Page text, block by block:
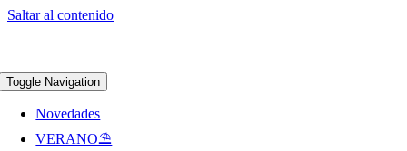
Saltar al contenido
Toggle Navigation
Novedades
VERANO⛱️​